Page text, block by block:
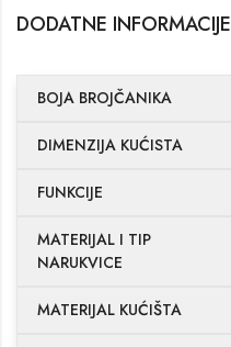
DODATNE INFORMACIJE
BOJA BROJČANIKA
DIMENZIJA KUĆISTA
FUNKCIJE
MATERIJAL I TIP
NARUKVICE
MATERIJAL KUĆIŠTA